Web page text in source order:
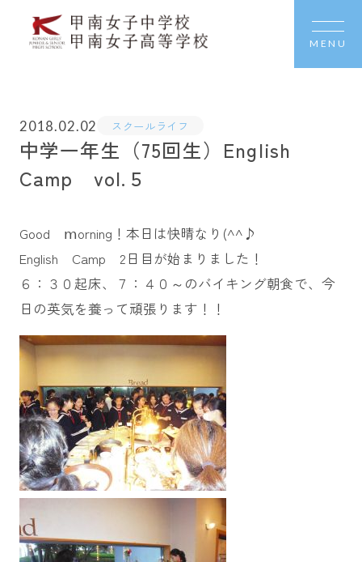
MENU
2018.02.02 スクールライフ
中学一年生（75回生）English
Camp vol.５
Good ⅿorning！本日は快晴なり(^^♪
English Camp 2日目が始まりました！
６：３０起床、７：４０～のバイキング朝食で、今
日の英気を養って頑張ります！！